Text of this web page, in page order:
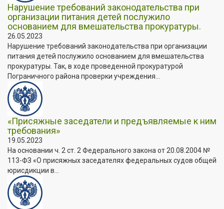
Нарушение требований законодательства при
организации питания детей послужило
основанием для вмешательства прокуратуры.
26.05.2023
Нарушение требований законодательства при организации
питания детей послужило основанием для вмешательства
прокуратуры. Так, в ходе проведенной прокуратурой
Пограничного района проверки учреждения...
«Присяжные заседатели и предъявляемые к ним
требования»
19.05.2023
На основании ч. 2 ст. 2 Федерального закона от 20.08.2004 №
113-ФЗ «О присяжных заседателях федеральных судов общей
юрисдикции в...